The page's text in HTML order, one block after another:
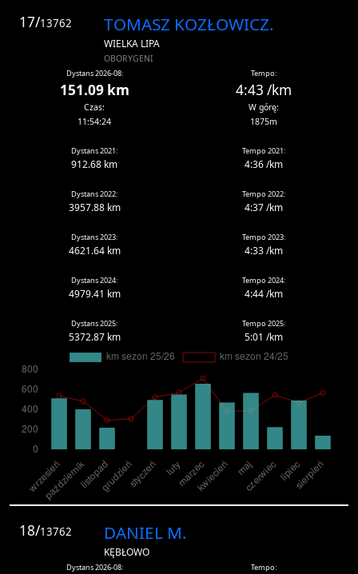
17/13762 TOMASZ KOZŁOWICZ.
WIELKA LIPA
OBORYGENI
Dystans 2026-08:
151.09 km
Tempo:
4:43 /km
Czas:
11:54:24
W górę:
1875m
Dystans 2021:
912.68 km
Tempo 2021:
4:36 /km
Dystans 2022:
3957.88 km
Tempo 2022:
4:37 /km
Dystans 2023:
4621.64 km
Tempo 2023:
4:33 /km
Dystans 2024:
4979.41 km
Tempo 2024:
4:44 /km
Dystans 2025:
5372.87 km
Tempo 2025:
5:01 /km
18/13762 DANIEL M.
KĘBŁOWO
Dystans 2026-08: Tempo: